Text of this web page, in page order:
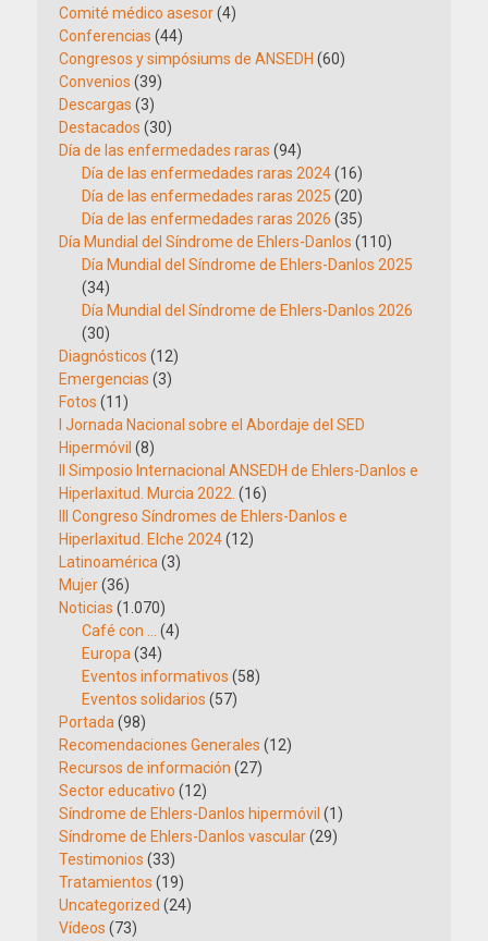
Comité médico asesor(4)
Conferencias (44)
Congresos y simpósiums de ANSEDH (60)
Convenios (39)
Descargas (3)
Destacados (30)
Día de las enfermedades raras (94)
Día de las enfermedades raras 2024(16)
Día de las enfermedades raras 2025 (20)
Día de las enfermedades raras 2026 (35)
Día Mundial del Síndrome de Ehlers-Danlos (110)
Día Mundial del Síndrome de Ehlers-Danlos 2025
(34)
Día Mundial del Síndrome de Ehlers-Danlos 2026
(30)
Diagnósticos (12)
Emergencias (3)
Fotos (11)
I Jornada Nacional sobre el Abordaje del SED
Hipermóvil (8)
II Simposio Internacional ANSEDH de Ehlers-Danlos e
Hiperlaxitud. Murcia 2022. (16)
III Congreso Síndromes de Ehlers-Danlos e
Hiperlaxitud. Elche 2024(12)
Latinoamérica (3)
Mujer(36)
Noticias (1.070)
Café con …
(4)
Europa (34)
Eventos informativos (58)
Eventos solidarios (57)
Portada (98)
Recomendaciones Generales (12)
Recursos de información (27)
Sector educativo (12)
Síndrome de Ehlers-Danlos hipermóvil (1)
Síndrome de Ehlers-Danlos vascular(29)
Testimonios (33)
Tratamientos (19)
Uncategorized (24)
Vídeos (73)